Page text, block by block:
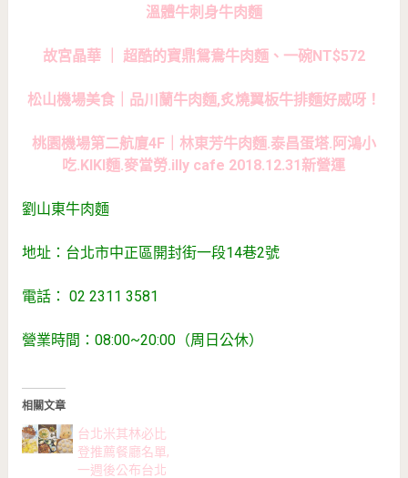
溫體牛刺身牛肉麵
故宮晶華 ｜ 超酷的寶鼎鴛鴦牛肉麵、一碗NT$572
松山機場美食｜品川蘭牛肉麵,炙燒翼板牛排麵好威呀！
桃園機場第二航廈4F｜林東芳牛肉麵.泰昌蛋塔.阿鴻小
吃.KIKI麵.麥當勞.illy cafe 2018.12.31新營運
劉山東牛肉麵
地址：台北市中正區開封街一段14巷2號
電話： 02 2311 3581
營業時間：08:00~20:00（周日公休）
相關文章
台北米其林必比
登推薦餐廳名單,
一週後公布台北